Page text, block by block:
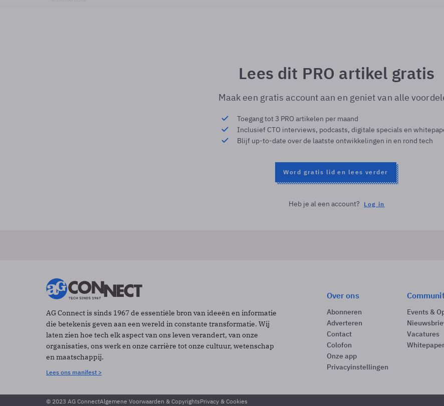
Lees dit PRO artikel gratis
Maak een gratis account aan en geniet van alle
Toegang tot 3 PRO artikelen per maand
Inclusief CTO interviews, podcasts, digitale specials en
Blijf up-to-date over de laatste ontwikkelingen in en rond tech
Word gratis lid en lees verder
Heb je al een account? Log in
AG Connect is sinds 1967 de essentiële bron van ideeën en informatie
die betekenis geven aan een wereld in constante transformatie. Wij
laten zien hoe tech elk aspect van ons leven verandert, van onze
organisaties, ons werk en onze carrière tot onze cultuur, wetenschap
en maatschappij.
Lees ons manifest >
Over ons
Abonneren
Adverteren
Contact
Colofon
Onze app
Privacyinstellingen
Events &
Vacatures
© 2023 AG ConnectAlgemene Voorwaarden & CopyrightsPrivacy & Cookies